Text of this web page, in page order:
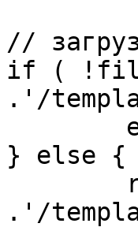
//
if (
.'/
} else {
.'/